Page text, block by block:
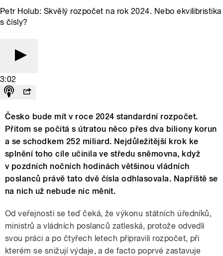
Petr Holub: Skvělý rozpočet na rok 2024. Nebo ekvilibristika
s čísly?
3:02
Česko bude mít v roce 2024 standardní rozpočet.
Přitom se počítá s útratou něco přes dva biliony korun
a se schodkem 252 miliard. Nejdůležitější krok ke
splnění toho cíle učinila ve středu sněmovna, když
v pozdních nočních hodinách většinou vládních
poslanců právě tato dvě čísla odhlasovala. Napříště se
na nich už nebude nic měnit.
Od veřejnosti se teď čeká, že výkonu státních úředníků,
ministrů a vládních poslanců zatleská, protože odvedli
svou práci a po čtyřech letech připravili rozpočet, při
kterém se snižují výdaje, a de facto poprvé zastavuje